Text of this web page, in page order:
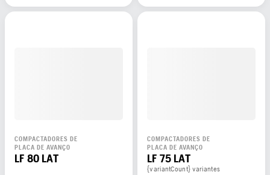
COMPACTADORES DE
PLACA DE AVANÇO
LF 80 LAT
COMPACTADORES DE
PLACA DE AVANÇO
LF 75 LAT
{variantCount} variantes